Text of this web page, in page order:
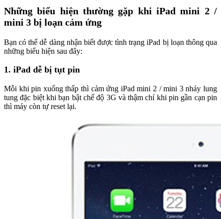
Những biểu hiện thường gặp khi iPad mini 2 /
mini 3 bị loạn cảm ứng
Bạn có thể dễ dàng nhận biết được tình trạng iPad bị loạn thông qua
những biểu hiện sau đây:
1. iPad dễ bị tụt pin
Mỗi khi pin xuống thấp thì cảm ứng iPad mini 2 / mini 3 nhảy lung
tung đặc biệt khi bạn bật chế độ 3G và thậm chí khi pin gần cạn pin
thì máy còn tự reset lại.